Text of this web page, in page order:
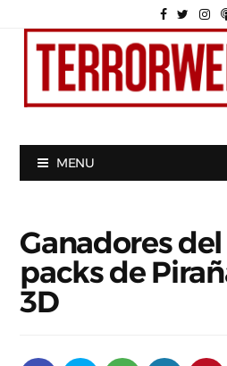
MENU
Ganadores
packs de
3D